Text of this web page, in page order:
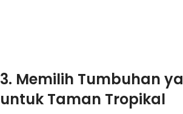
3. Memilih Tumbuhan
untuk Taman Tropikal